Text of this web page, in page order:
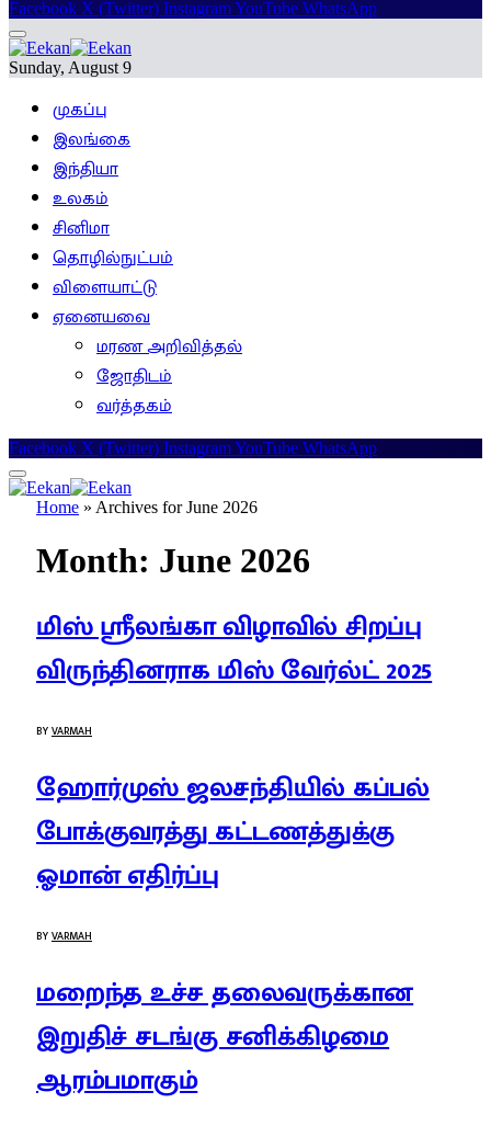
Facebook X (Twitter) InstagramYouTube WhatsApp
Sunday, August 9
முகப்பு
இலங்கை
இந்தியா
உலகம்
சினிமா
தொழில்நுட்பம்
விளையாட்டு
ஏனையவை
மரண அறிவித்தல்
ஜோதிடம்
வர்த்தகம்
Facebook X (Twitter) InstagramYouTube WhatsApp
Home » Archives for June 2026
Month: June 2026
மிஸ் ஸ்ரீலங்கா விழாவில் சிறப்பு
விருந்தினராக மிஸ் வேர்ல்ட் 2025
BYVARMAH
ஹோர்முஸ் ஜலசந்தியில் கப்பல்
போக்குவரத்து கட்டணத்துக்கு
ஓமான் எதிர்ப்பு
BYVARMAH
மறைந்த உச்ச தலைவருக்கான
இறுதிச் சடங்கு சனிக்கிழமை
ஆரம்பமாகும்